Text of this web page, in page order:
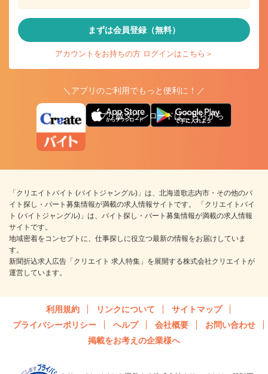
まずは会員登録（無料）
アカウントをお持ちの方 ログインはこちら＞
＼アプリのご利用でもっと便利に！／
アプリ版ダウンロードはこちらから
「クリエイトバイト (バイトジャングル)」は、北海道歌志内市・その他のバ
イト探し・パート募集情報が満載の求人情報サイトです。 「クリエイトバイ
ト (バイトジャングル)」は、バイト探し・パート募集情報が満載の求人情報
サイトです。
地域密着をコンセプトに、仕事探しに役立つ最新の情報をお届けしていま
す。
新聞折込求人広告「クリエイト 求人特集」を展開する株式会社クリエイトが
運営しています。
利用規約 リンクについて
サイトマップ
プライバシーポリシー
ヘルプ 会社概要
お問い合わせ
掲載をお考えの企業様へ